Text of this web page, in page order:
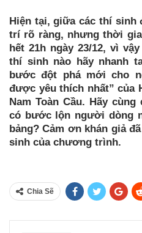
Hiện tại, giữa các thí sinh
trí rõ ràng, nhưng thời
hết 21h ngày 23/12, vì
thí sinh nào hãy nhanh
bước đột phá mới cho
được yêu thích nhất” của
Nam Toàn Cầu. Hãy
có bước lộn người dòng
bảng? Cảm ơn khán giả
sinh của chương trình.
Chia Sẽ